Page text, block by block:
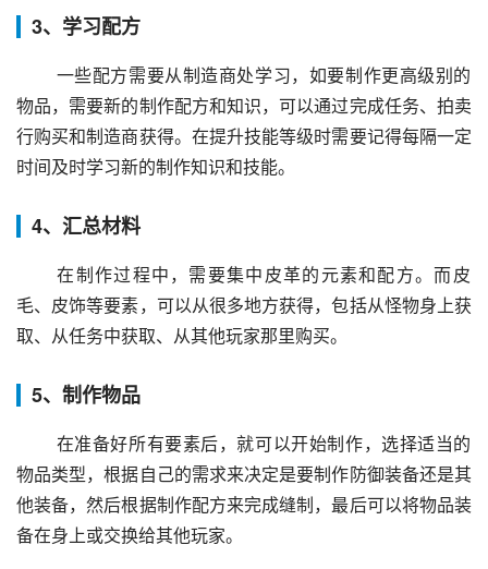
3、学习配方
物品，需要新的制作配方和知识，可以通过完成任务、拍卖
行购买和制造商获得。在提升技能等级时需要记得每隔一定
时间及时学习新的制作知识和技能。
4、汇总材料
在制作过程中，需要集中皮革的元素和配方。而皮
毛、皮饰等要素，可以从很多地方获得，包括从怪物身上获
取、从任务中获取、从其他玩家那里购买。
5、制作物品
物品类型，根据自己的需求来决定是要制作防御装备还是其
他装备，然后根据制作配方来完成缝制，最后可以将物品装
备在身上或交换给其他玩家。